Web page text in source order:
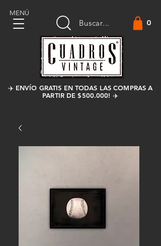
Buscar...
MENÚ
0
✈️ ENVÍO GRATIS EN TODAS LAS COMPRAS A
PARTIR DE $500.000! ✈️